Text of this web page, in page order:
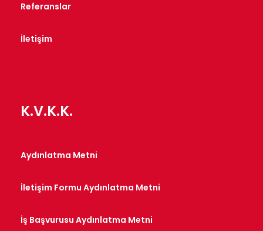
Referanslar
İletişim
K.V.K.K.
Aydınlatma Metni
İletişim Formu Aydınlatma Metni
İş Başvurusu Aydınlatma Metni